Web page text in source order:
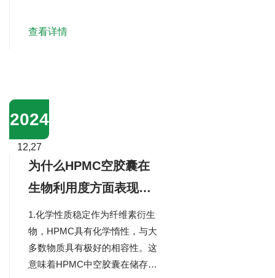
原料，该原料来源于非转基因玉
程中，严格按照环保标准，采用
先进的生产工艺和设备，确保生
产过程中的能耗和废物排放降
至。我...
查看详情
2024
12,27
为什么HPMC空胶囊在
生物利用度方面表现出
色？
1.化学性质稳定作为纤维素衍生
物，HPMC具有化学惰性，与大
多数物质具有极好的相容性。这
意味着HPMC中空胶囊在储存和